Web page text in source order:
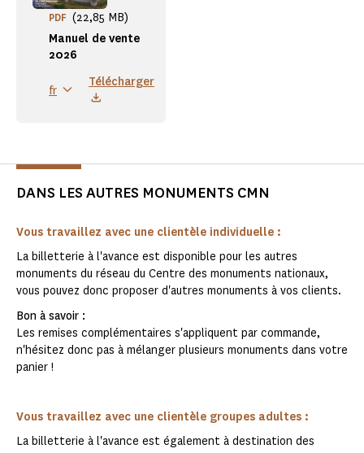
Manuel de vente
2026
PDF (22,85 MB)
fr
Télécharger
DANS LES AUTRES MONUMENTS CMN
Vous travaillez avec une clientèle individuelle :
La billetterie à l'avance est disponible pour les autres
monuments du réseau du Centre des monuments nationaux,
vous pouvez donc proposer d'autres monuments à vos clients.
Bon à savoir :
Les remises complémentaires s'appliquent par commande,
n'hésitez donc pas à mélanger plusieurs monuments dans votre
panier !
Vous travaillez avec une clientèle groupes adultes :
La billetterie à l'avance est également à destination des